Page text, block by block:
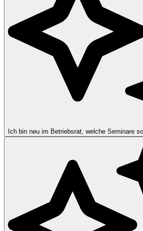
Ich bin neu im Betriebsrat, welche Seminare